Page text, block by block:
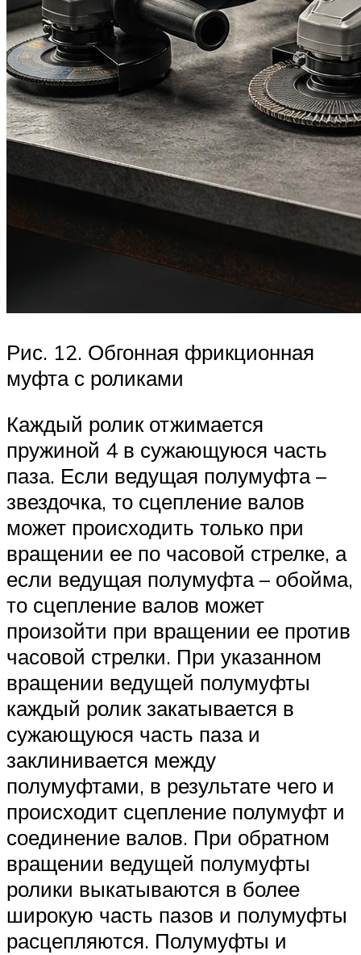
Рис. 12. Обгонная фрикционная
муфта с роликами
Каждый ролик отжимается
пружиной 4 в сужающуюся часть
паза. Если ведущая полумуфта –
звездочка, то сцепление валов
может происходить только при
вращении ее по часовой стрелке, а
если ведущая полумуфта – обойма,
то сцепление валов может
произойти при вращении ее против
часовой стрелки. При указанном
вращении ведущей полумуфты
каждый ролик закатывается в
сужающуюся часть паза и
заклинивается между
полумуфтами, в результате чего и
происходит сцепление полумуфт и
соединение валов. При обратном
вращении ведущей полумуфты
ролики выкатываются в более
широкую часть пазов и полумуфты
расцепляются. Полумуфты и